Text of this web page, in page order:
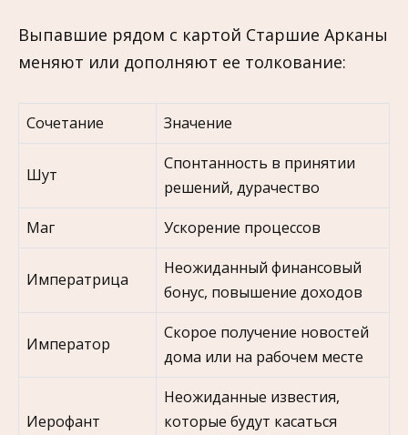
Выпавшие рядом с картой Старшие Арканы
меняют или дополняют ее толкование:
Сочетание Значение
Шут
Спонтанность в принятии
решений, дурачество
Маг
Ускорение процессов
Императрица
Неожиданный финансовый
бонус, повышение доходов
Император
Скорое получение новостей
дома или на рабочем месте
Иерофант
Неожиданные известия,
которые будут касаться